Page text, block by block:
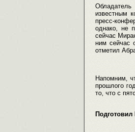
известным
пресс-
однако, не
сейчас
ним сейчас
отметил
Напомним,
прошлого
то, что с